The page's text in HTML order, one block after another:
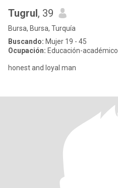
Tugrul, 39
Bursa, Bursa, Turquía
Buscando: Mujer 19 - 45
Ocupación: Educación-académico
honest and loyal man